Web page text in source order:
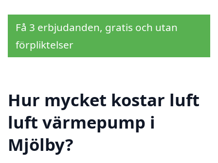
Få 3 erbjudanden, gratis och utan
förpliktelser
Hur mycket kostar luft
luft värmepump i
Mjölby?